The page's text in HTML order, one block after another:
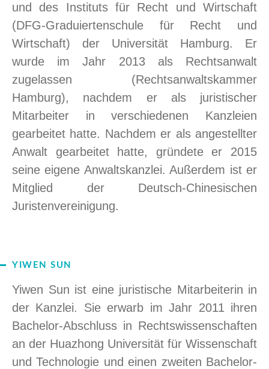
und des Instituts für Recht und Wirtschaft
(DFG-Graduiertenschule für Recht und
Wirtschaft) der Universität Hamburg. Er
wurde im Jahr 2013 als Rechtsanwalt
zugelassen (Rechtsanwaltskammer
Hamburg), nachdem er als juristischer
Mitarbeiter in verschiedenen Kanzleien
gearbeitet hatte. Nachdem er als angestellter
Anwalt gearbeitet hatte, gründete er 2015
seine eigene Anwaltskanzlei. Außerdem ist er
Mitglied der Deutsch-Chinesischen
Juristenvereinigung.
YIWEN SUN
Yiwen Sun ist eine juristische Mitarbeiterin in
der Kanzlei. Sie erwarb im Jahr 2011 ihren
Bachelor-Abschluss in Rechtswissenschaften
an der Huazhong Universität für Wissenschaft
und Technologie und einen zweiten Bachelor-